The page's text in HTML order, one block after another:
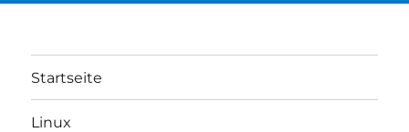
Startseite
Linux